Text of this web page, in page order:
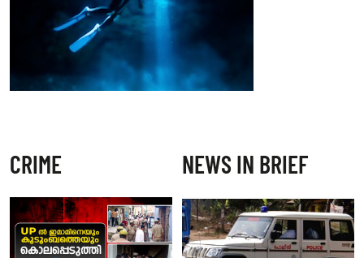
CRIME NEWS IN BRIEF